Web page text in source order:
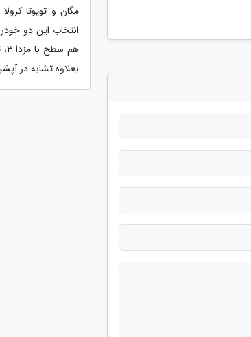
مگان و تویوتا
انتخاب این دو
بعلاوه تشابه در